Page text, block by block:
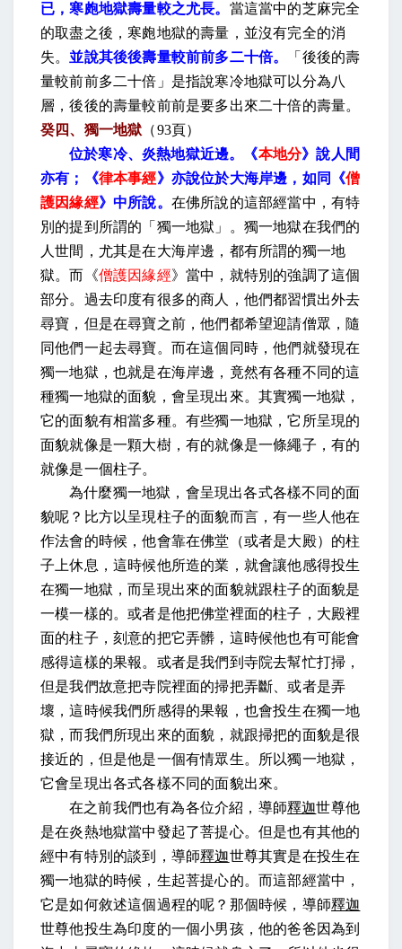
已，寒皰地獄壽量較之尤長。 當這當中的芝麻完全
的取盡之後，寒皰地獄的壽量，並沒有完全的消
失。 並說其後後壽量較前前多二十倍。
「後後的壽
量較前前多二十倍」是指說寒冷地獄可以分為八
層，後後的壽量較前前是要多出來二十倍的壽量。
癸四、獨一地獄 （93頁）
位於寒冷、炎熱地獄近邊。《本地分》說人間
亦有；《律本事經》亦說位於大海岸邊，如同《僧
護因緣經》中所說。 在佛所說的這部經當中，有特
別的提到所謂的「獨一地獄」。獨一地獄在我們的
人世間，尤其是在大海岸邊，都有所謂的獨一地
獄。而《僧護因緣經》當中，就特別的強調了這個
部分。過去印度有很多的商人，他們都習慣出外去
尋寶，但是在尋寶之前，他們都希望迎請僧眾，隨
同他們一起去尋寶。而在這個同時，他們就發現在
獨一地獄，也就是在海岸邊，竟然有各種不同的這
種獨一地獄的面貌，會呈現出來。其實獨一地獄，
它的面貌有相當多種。有些獨一地獄，它所呈現的
面貌就像是一顆大樹，有的就像是一條繩子，有的
就像是一個柱子。
為什麼獨一地獄，會呈現出各式各樣不同的面
貌呢？比方以呈現柱子的面貌而言，有一些人他在
作法會的時候，他會靠在佛堂（或者是大殿）的柱
子上休息，這時候他所造的業，就會讓他感得投生
在獨一地獄，而呈現出來的面貌就跟柱子的面貌是
一模一樣的。或者是他把佛堂裡面的柱子，大殿裡
面的柱子，刻意的把它弄髒，這時候他也有可能會
感得這樣的果報。或者是我們到寺院去幫忙打掃，
但是我們故意把寺院裡面的掃把弄斷、或者是弄
壞，這時候我們所感得的果報，也會投生在獨一地
獄，而我們所現出來的面貌，就跟掃把的面貌是很
接近的，但是他是一個有情眾生。所以獨一地獄，
它會呈現出各式各樣不同的面貌出來。
在之前我們也有為各位介紹，導師釋迦世尊他
是在炎熱地獄當中發起了菩提心。但是也有其他的
經中有特別的談到，導師釋迦世尊其實是在投生在
獨一地獄的時候，生起菩提心的。而這部經當中，
它是如何敘述這個過程的呢？那個時候，導師釋迦
世尊他投生為印度的一個小男孩，他的爸爸因為到